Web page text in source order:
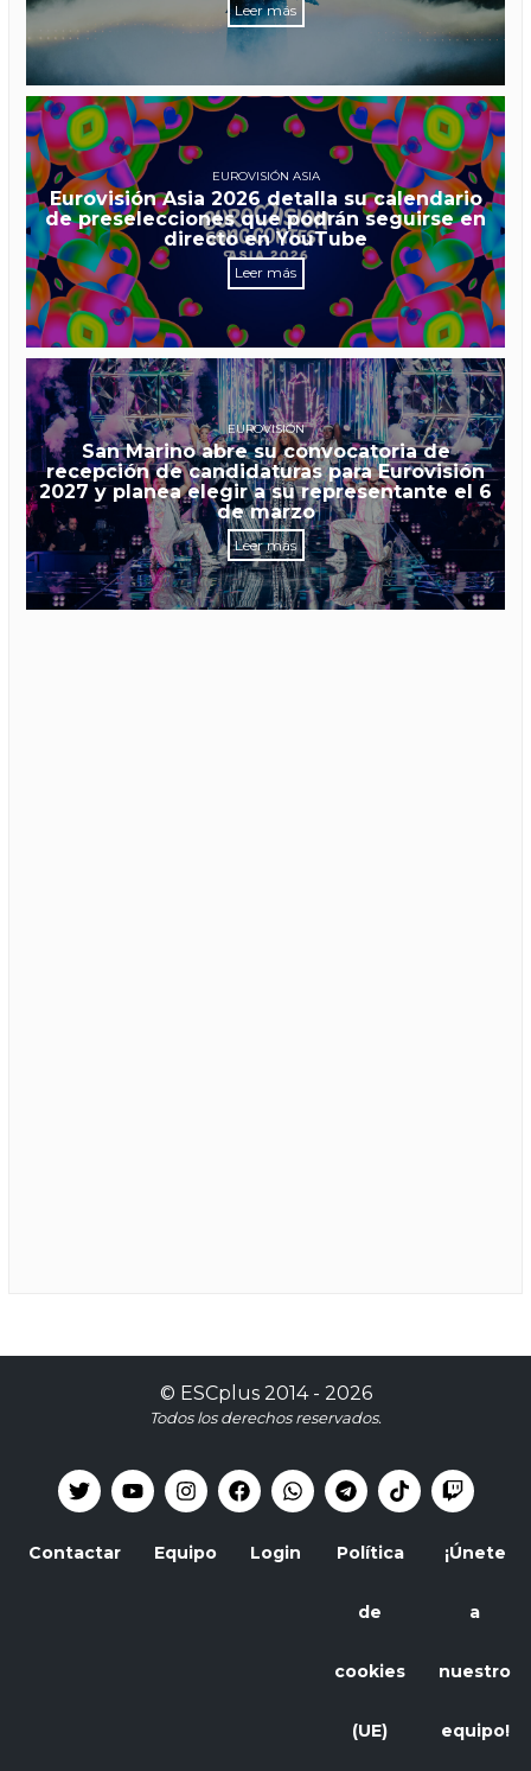
Leer más
EUROVISIÓN ASIA
Eurovisión Asia 2026 detalla su calendario
de preselecciones que podrán seguirse en
directo en YouTube
Leer más
EUROVISIÓN
San Marino abre su convocatoria de
recepción de candidaturas para Eurovisión
2027 y planea elegir a su representante el 6
de marzo
Leer más
© ESCplus2014 - 2026
Todos los derechos reservados.
Contactar Equipo Login Política
de
cookies
(UE)
¡Únete
a
nuestro
equipo!